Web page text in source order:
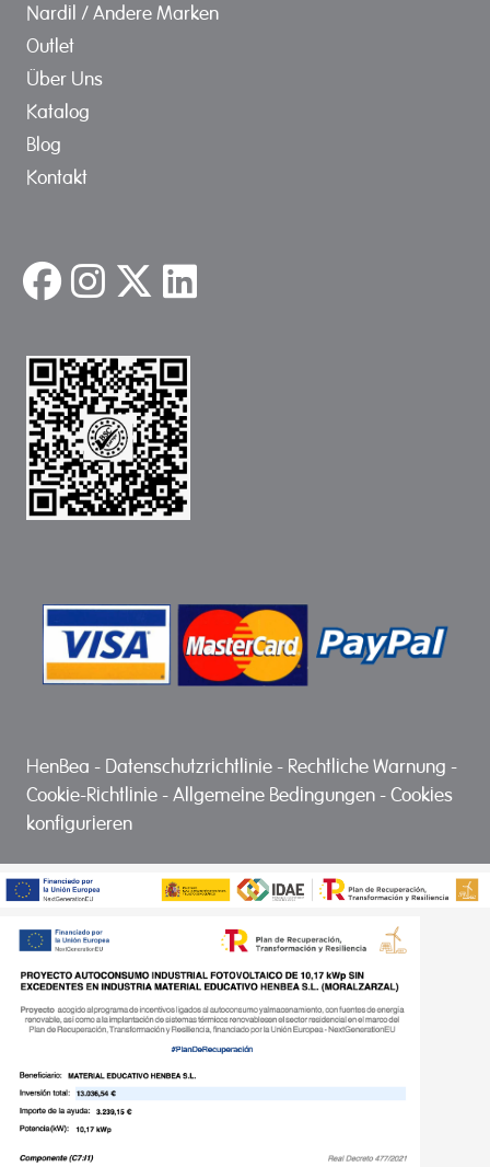
Nardil / Andere Marken
Outlet
Über Uns
Katalog
Blog
Kontakt
HenBea - Datenschutzrichtlinie - Rechtliche Warnung -
Cookie-Richtlinie -Allgemeine Bedingungen -Cookies
konfigurieren